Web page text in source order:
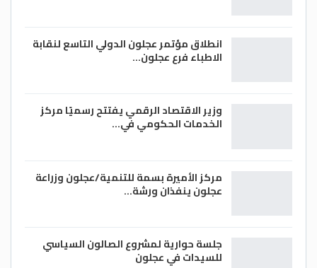
انطلاق مؤتمر عجلون الدولي التاسع لنقابة
الاطباء فرع عجلون…
وزير الاقتصاد الرقمي يفتتح رسميًا مركز
الخدمات الحكومي في…
مركز الأميرة بسمة للتنمية/عجلون وزراعة
عجلون ينفذان ورشة…
جلسة حوارية لمشروع الصالون السياسي
للسيدات في عجلون